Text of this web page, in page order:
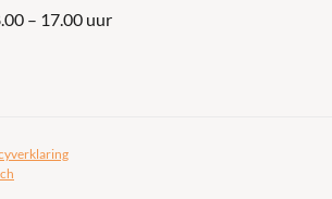
– 17.00 uur